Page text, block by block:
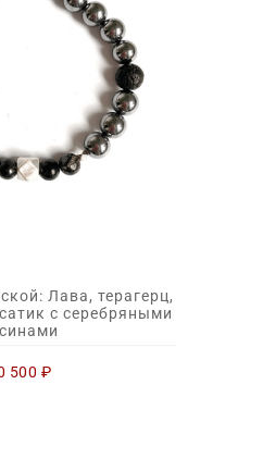
Лава, терагерц,
с серебряными
500 ₽